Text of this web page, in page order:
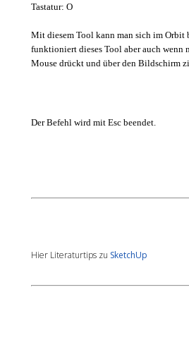
Tastatur: O
Mit diesem Tool kann man sich im Orbit
funktioniert dieses Tool aber auch wenn
Mouse drückt und überden Bildschirm
Der Befehl wird mit Esc beendet
Hier Literaturtips zu SketchUp